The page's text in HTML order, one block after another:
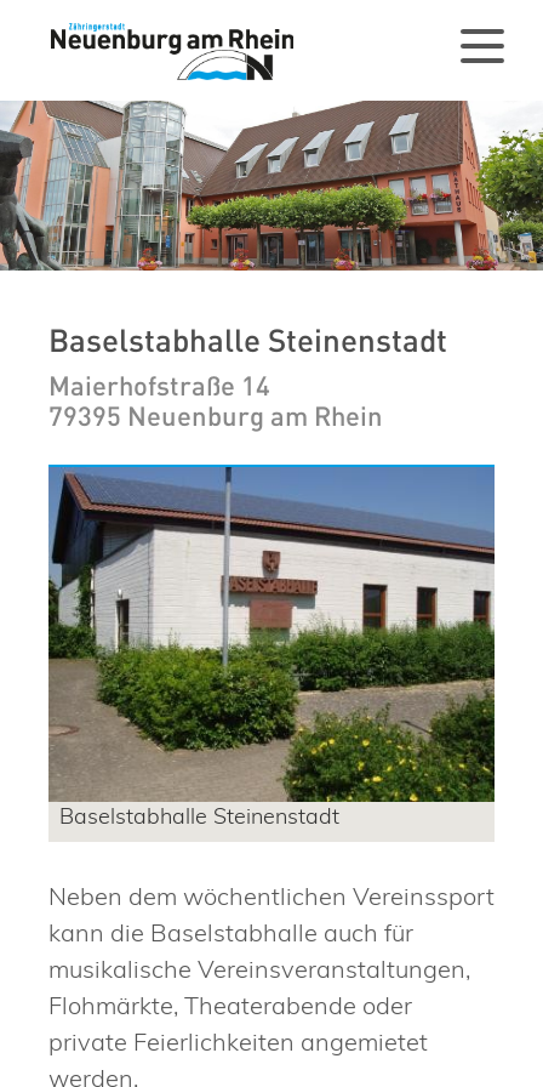
Baselstabhalle Steinenstadt
Maierhofstraße 14
79395 Neuenburg am Rhein
Baselstabhalle Steinenstadt
Neben dem wöchentlichen Vereinssport
kann die Baselstabhalle auch für
musikalische Vereinsveranstaltungen,
Flohmärkte, Theaterabende oder
private Feierlichkeiten angemietet
werden.